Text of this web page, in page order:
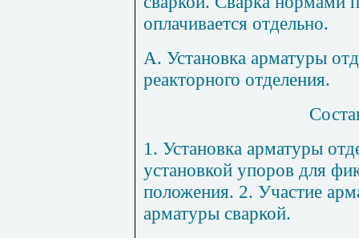
оплачивается отдельно.
А. Установка арматуры
реакторного отделения.
1. Установка арматуры
установкой упоров для
положения. 2. Участие
арматуры сваркой.